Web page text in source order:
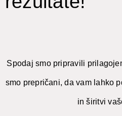
Spodaj smo pripravili
smo prepričani, da vam lahko
in širitvi